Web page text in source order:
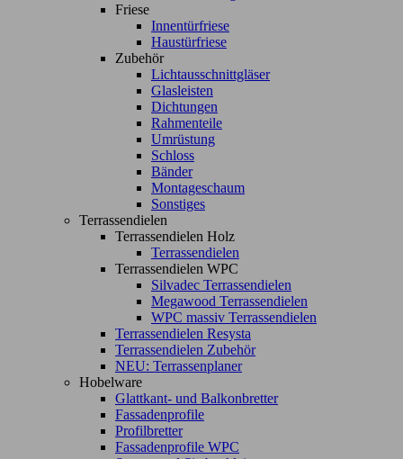
Friese
Innentürfriese
Haustürfriese
Zubehör
Lichtausschnittgläser
Glasleisten
Dichtungen
Rahmenteile
Umrüstung
Schloss
Bänder
Montageschaum
Sonstiges
Terrassendielen
Terrassendielen Holz
Terrassendielen
Terrassendielen WPC
Silvadec Terrassendielen
Megawood Terrassendielen
WPC massiv Terrassendielen
Terrassendielen Resysta
Terrassendielen Zubehör
NEU: Terrassenplaner
Hobelware
Glattkant- und Balkonbretter
Fassadenprofile
Profilbretter
Fassadenprofile WPC